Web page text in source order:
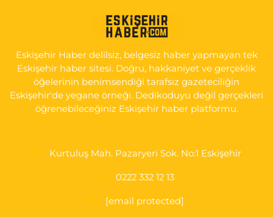
YAN SOKAĞI POLİKLİNİK KAPISI TAM KARŞISI I
Yol Tarifi Al
Eskişehir Haber delilsiz, belgesiz haber yapmayan tek
Eskişehir haber sitesi. Doğru, hakkaniyet ve gerçeklik
öğelerinin benimsendiği tarafsız gazeteciliğin
Eskişehir'de yegane örneği. Dedikoduyu değil gerçekleri
öğrenebileceğiniz Eskişehir haber platformu.
Kurtuluş Mah. Pazaryeri Sok. No:1 Eskişehir
0222 332 12 13
[email protected]